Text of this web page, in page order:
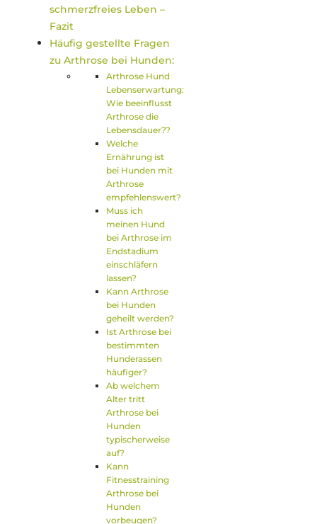
schmerzfreies Leben –
Fazit
Häufig gestellte Fragen
zu Arthrose bei Hunden:
Arthrose Hund
Lebenserwartung:
Wie beeinflusst
Arthrose die
Lebensdauer??
Welche
Ernährung ist
bei Hunden mit
Arthrose
empfehlenswert?
Muss ich
meinen Hund
bei Arthrose im
Endstadium
einschläfern
lassen?
Kann Arthrose
bei Hunden
geheilt werden?
Ist Arthrose bei
bestimmten
Hunderassen
häufiger?
Ab welchem
Alter tritt
Arthrose bei
Hunden
typischerweise
auf?
Kann
Fitnesstraining
Arthrose bei
Hunden
vorbeugen?